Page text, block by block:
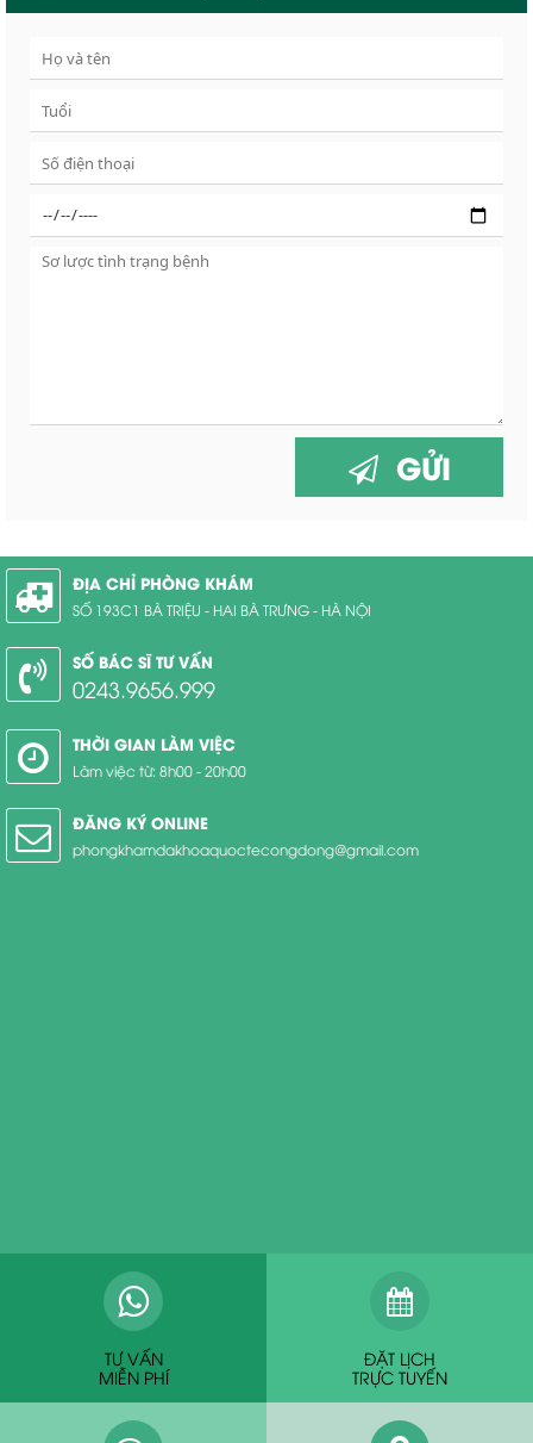
GỬI
ĐỊA CHỈ PHÒNG KHÁM
SỐ 193C1 BÀ TRIỆU - HAI BÀ TRƯNG - HÀ NỘI
SỐ BÁC SĨ TƯ VẤN
0243.9656.999
THỜI GIAN LÀM VIỆC
Làm việc từ: 8h00 - 20h00
ĐĂNG KÝ ONLINE
phongkhamdakhoaquoctecongdong@gmail.com
TƯ VẤN
MIỄN PHÍ
ĐẶT LỊCH
TRỰC TUYẾN